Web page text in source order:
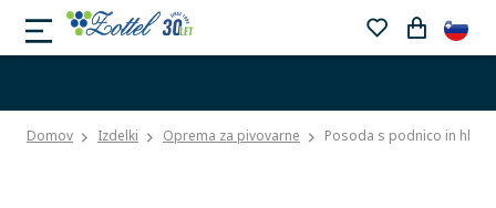
Domov Izdelki Oprema za pivovarne Posoda s podnico in